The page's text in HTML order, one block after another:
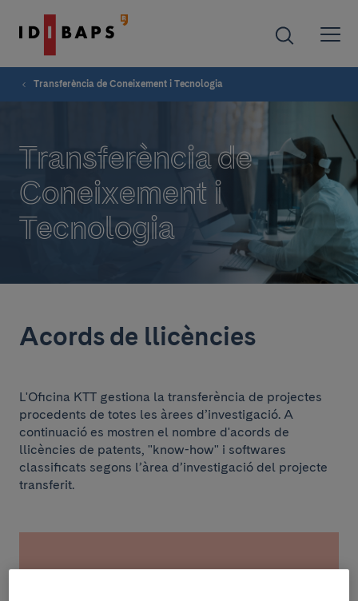
Transferència de Coneixement i Tecnologia
Transferència de
Coneixement i
Tecnologia
Acords de llicències
L'Oficina KTT gestiona la transferència de projectes
procedents de totes les àrees d’investigació. A
continuació es mostren el nombre d'acords de
llicències de patents, "know-how" i softwares
classificats segons l’àrea d’investigació del projecte
transferit.